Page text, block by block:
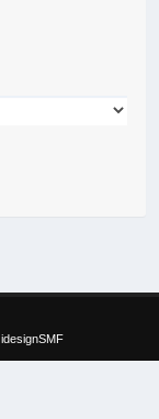
idesignSMF